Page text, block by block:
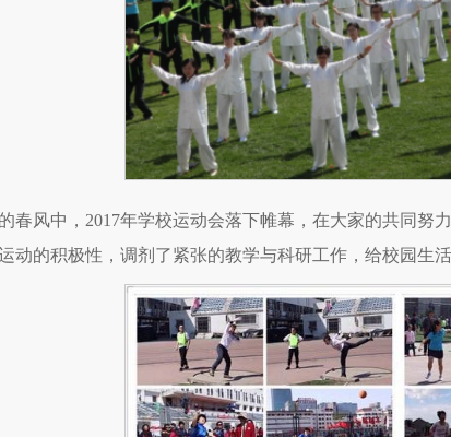
春风中，2017年学校运动会落下帷幕，在大家的共同努
动的积极性，调剂了紧张的教学与科研工作，给校园生